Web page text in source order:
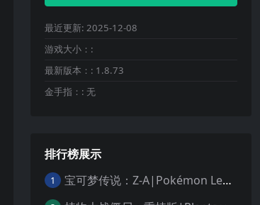
最近更新: 2025-12-08
游戏大小：:
最新版本：: 1.8.73
金手指：: 无
排行榜展示
1 宝可梦传说：Z-A|Pokémon Legends: Z-A中文